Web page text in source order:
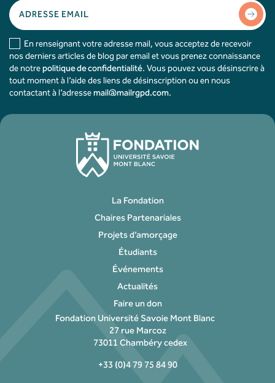
En renseignant votre adresse mail, vous acceptez de recevoir
nos derniers articles de blog par email et vous prenez connaissance
de notrepolitique de confidentialité. Vous pouvez vous désinscrire à
tout moment à l’aide des liens de désinscription ou en nous
contactant à l’adressemail@mailrgpd.com.
La Fondation
Chaires Partenariales
Projets d’amorçage
Étudiants
Événements
Actualités
Faire un don
Fondation Université Savoie Mont Blanc
27 rue Marcoz
73011 Chambéry cedex
+33 (0)4 79 75 84 90